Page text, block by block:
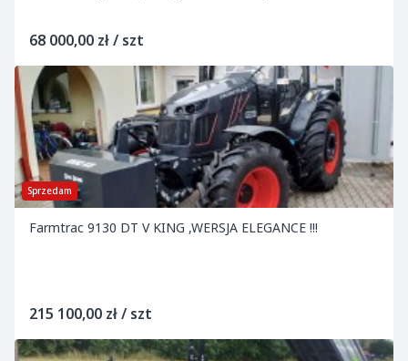
68 000,00 zł / szt
Sprzedam
Farmtrac 9130 DT V KING ,WERSJA ELEGANCE !!!
215 100,00 zł / szt